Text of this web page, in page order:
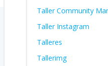
Taller Community
Taller Instagram
Talleres
Tallerimg